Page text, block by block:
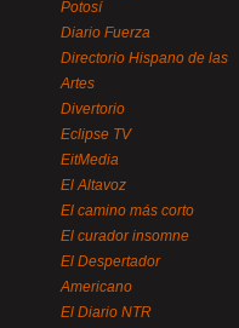
Potosí
Diario Fuerza
Directorio Hispano de las
Artes
Divertorio
Eclipse TV
EitMedia
El Altavoz
El camino más corto
El curador insomne
El Despertador
Americano
El Diario NTR